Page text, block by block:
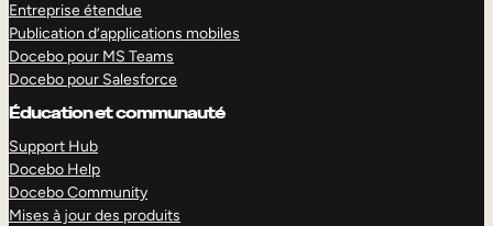
Entreprise étendue
Publication d’applications mobiles
Docebo pour MS Teams
Docebo pour Salesforce
Éducation et communauté
Support Hub
Docebo Help
Docebo Community
Mises à jour des produits